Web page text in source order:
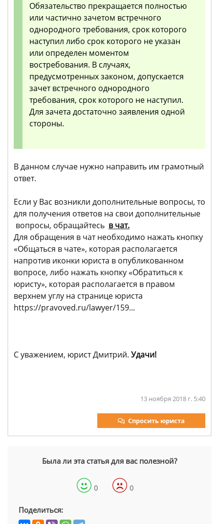
Обязательство прекращается полностью
или частично зачетом встречного
однородного требования, срок которого
наступил либо срок которого не указан
или определен моментом
востребования. В случаях,
предусмотренных законом, допускается
зачет встречного однородного
требования, срок которого не наступил.
Для зачета достаточно заявления одной
стороны.
В данном случае нужно направить им грамотный
ответ.
Если у Вас возникли дополнительные вопросы, то
для получения ответов на свои дополнительные
вопросы, обращайтесь в чат.
Для обращения в чат необходимо нажать кнопку
«Общаться в чате», которая располагается
напротив иконки юриста в опубликованном
вопросе, либо нажать кнопку «Обратиться к
юристу», которая располагается в правом
верхнем углу на странице юриста
https://pravoved.ru/lawyer/159...
С уважением, юрист Дмитрий. Удачи!
13 ноября 2018 г. 5:40
Спросить юриста
Была ли эта статья для вас полезной?
0 0
Поделиться: